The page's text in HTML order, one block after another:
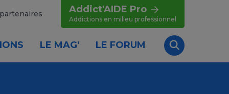
Addict'AIDE Pro
Addictions en milieu professionnel
LE MAG' LE FORUM
Recherche